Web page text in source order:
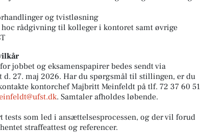
og tvistløsning
rådgivning til kolleger i kontoret samt øvrige
jobbet og eksamenspapirer bedes sendt via
d. 27. maj 2026. Har du spørgsmål til stillingen, er du
kontorchef Majbritt Meinfeldt på tlf. 72 37 60 51
. Samtaler afholdes løbende.
tests som led i ansættelsesprocessen, og der vil forud
straffeattest og referencer.